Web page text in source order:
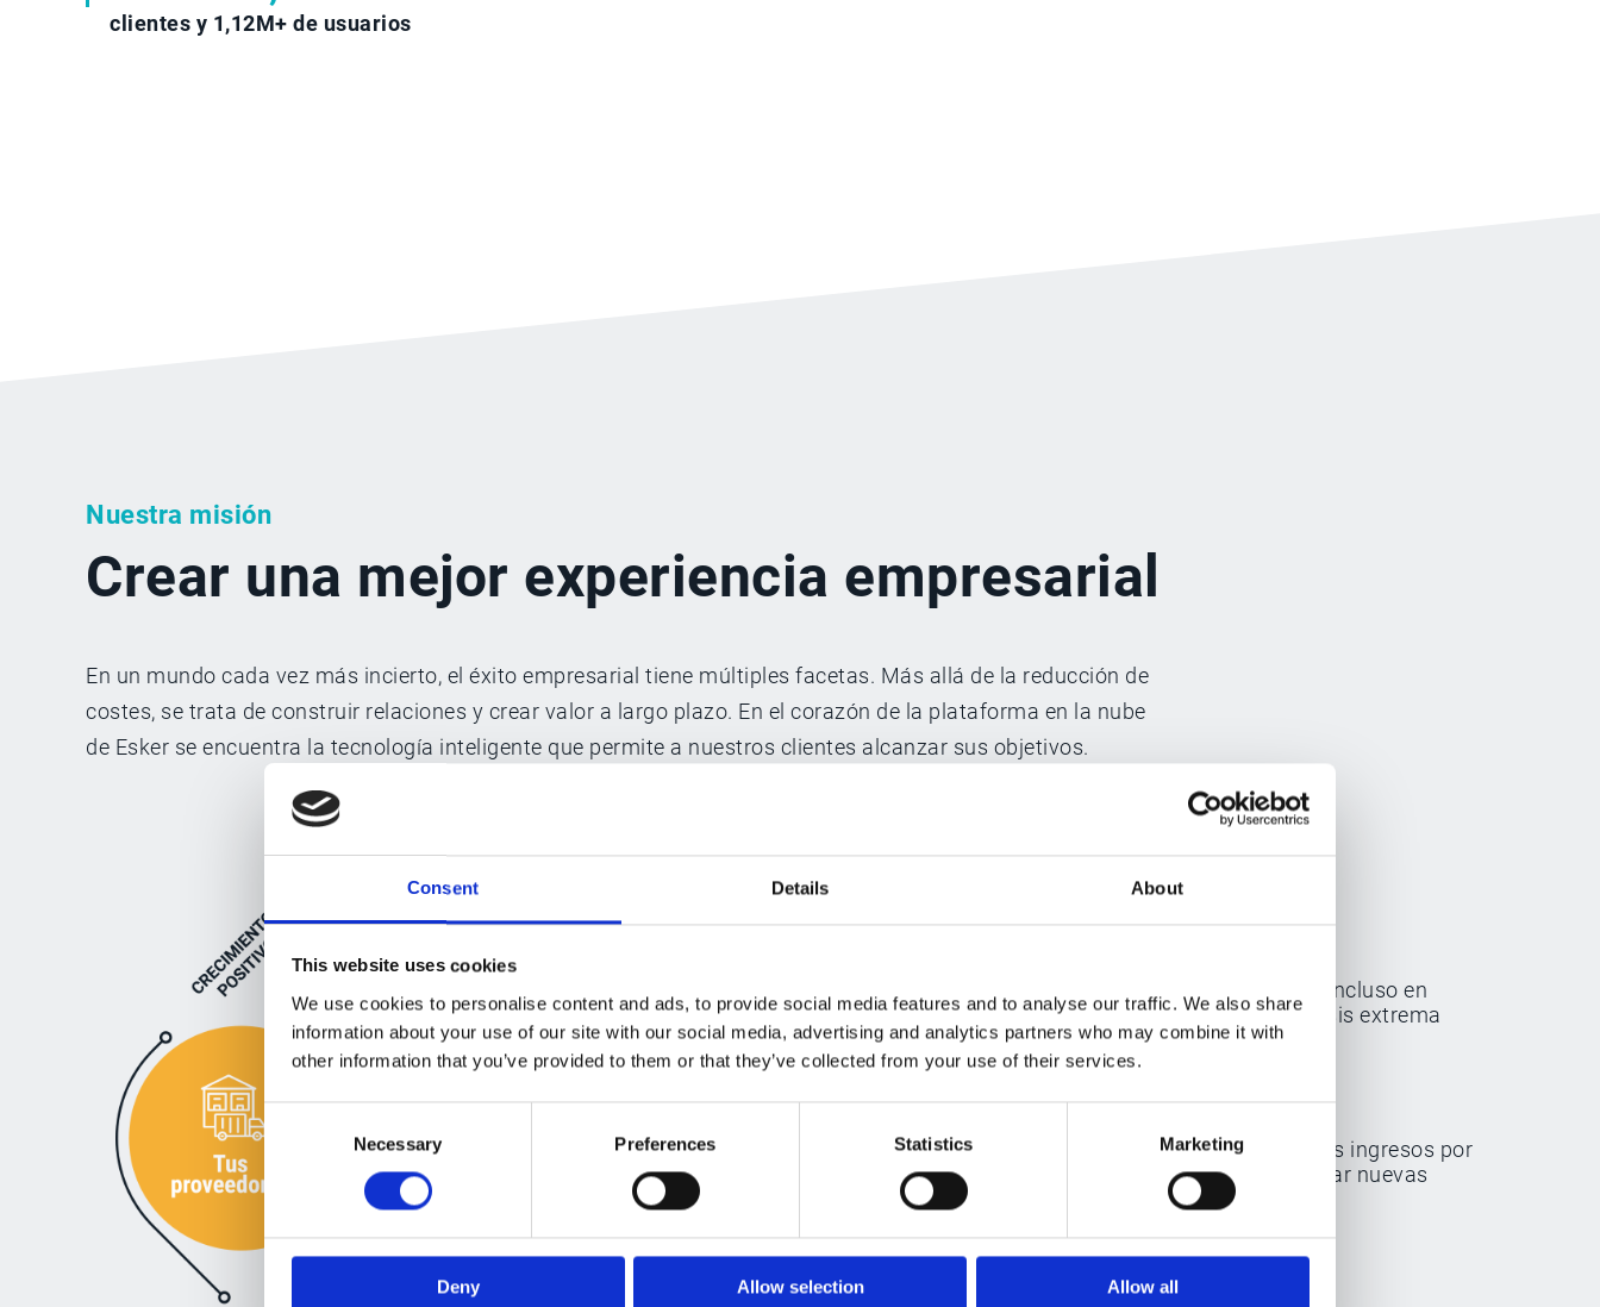
Consent Details About
This website uses cookies
We use cookies to personalise content and ads, to provide social media features and to analyse our traffic. We also share
information about your use of our site with our social media, advertising and analytics partners who may combine it with
other information that you’ve provided to them or that they’ve collected from your use of their services.
Selection
Necessary Preferences Statistics Marketing
Deny Allow selection Allow all
clientes y 1,12M+ de usuarios
Nuestra misión
Crear una mejor experiencia empresarial
En un mundo cada vez más incierto, el éxito empresarial tiene múltiples facetas. Más allá de la reducción de
costes, se trata de construir relaciones y crear valor a largo plazo. En el corazón de la plataforma en la nube
de Esker se encuentra la tecnología inteligente que permite a nuestros clientes alcanzar sus objetivos.
Motivar al personal con un
propósito común y reducir las
tareas tediosas
Ofrecer a los clientes la mejor
experiencia posible
Generar valor incluso en
tiempos de crisis extrema
Incrementar los ingresos por
ventas y generar nuevas
oportunidades